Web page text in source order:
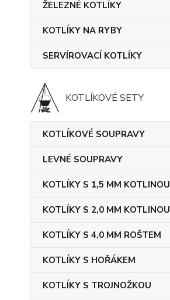
ŽELEZNÉ KOTLÍKY
KOTLÍKY NA RYBY
SERVÍROVACÍ KOTLÍKY
KOTLÍKOVÉ SETY
KOTLÍKOVÉ SOUPRAVY
LEVNÉ SOUPRAVY
KOTLÍKY S 1,5 MM KOTLINOU
KOTLÍKY S 2,0 MM KOTLINOU
KOTLÍKY S 4,0 MM ROŠTEM
KOTLÍKY S HOŘÁKEM
KOTLÍKY S TROJNOŽKOU